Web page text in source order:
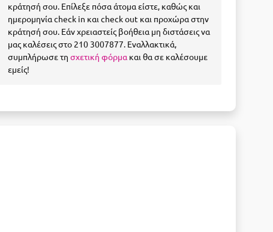
κράτησή σου. Επίλεξε πόσα άτομα είστε, καθώς και
ημερομηνία check in και check out και προχώρα στην
κράτησή σου. Εάν χρειαστείς βοήθεια μη διστάσεις να
μας καλέσεις στο 210 3007877. Εναλλακτικά,
συμπλήρωσε τησχετική φόρμα και θα σε καλέσουμε
εμείς!